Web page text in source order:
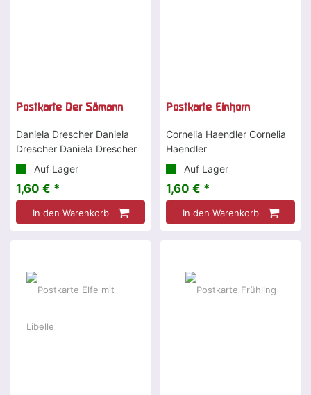
Postkarte Der Sämann
Daniela Drescher Daniela
Drescher Daniela Drescher
Auf Lager
1,60 € *
In den Warenkorb
Postkarte Einhorn
Cornelia Haendler Cornelia
Haendler
Auf Lager
1,60 € *
In den Warenkorb